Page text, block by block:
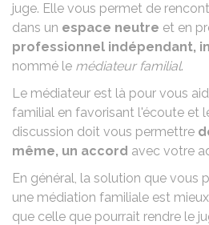
juge. Elle vous permet de
dans un espace neutre et en
professionnel indépendant,
nommé le médiateur familial.
Le médiateur est là pour vous
familial en favorisant l'écoute et
discussion doit vous permettre
même, un accord avec votre
En général, la solution que vous
une médiation familiale est
que celle que pourrait rendre le